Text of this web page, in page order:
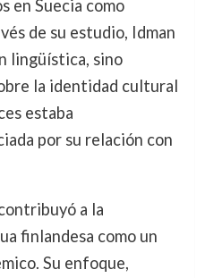
en Suecia como
de su estudio, Idman
lingüística, sino
la identidad cultural
estaba
por su relación con
a la
finlandesa como un
Su enfoque,